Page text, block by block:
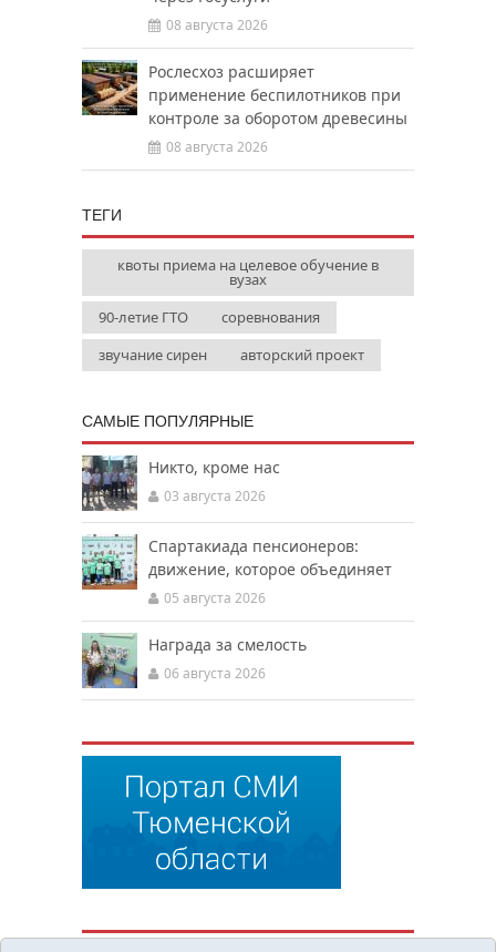
08 августа 2026
Рослесхоз расширяет
применение беспилотников при
контроле за оборотом древесины
08 августа 2026
ТЕГИ
квоты приема на целевое обучение в
вузах
90-летие ГТО
соревнования
звучание сирен
авторский проект
САМЫЕ ПОПУЛЯРНЫЕ
Никто, кроме нас
03 августа 2026
Спартакиада пенсионеров:
движение, которое объединяет
05 августа 2026
Награда за смелость
06 августа 2026